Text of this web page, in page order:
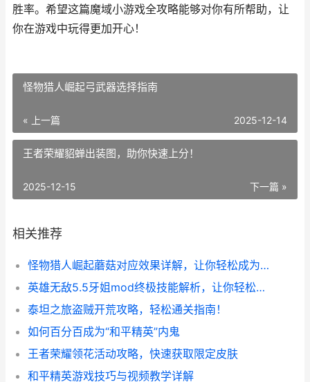
胜率。希望这篇魔域小游戏全攻略能够对你有所帮助，让
你在游戏中玩得更加开心！
怪物猎人崛起弓武器选择指南
« 上一篇 2025-12-14
王者荣耀貂蝉出装图，助你快速上分！
下一篇 »
2025-12-15
相关推荐
怪物猎人崛起蘑菇对应效果详解，让你轻松成为高手！
英雄无敌5.5牙姐mod终极技能解析，让你轻松搞定战场！
泰坦之旅盗贼开荒攻略，轻松通关指南！
如何百分百成为“和平精英”内鬼
王者荣耀领花活动攻略，快速获取限定皮肤
和平精英游戏技巧与视频教学详解